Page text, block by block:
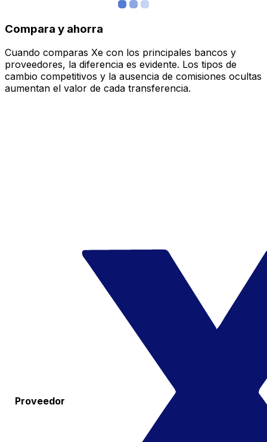
Compara y ahorra
Cuando comparas Xe con los principales bancos y
proveedores, la diferencia es evidente. Los tipos de
cambio competitivos y la ausencia de comisiones ocultas
aumentan el valor de cada transferencia.
Proveedor